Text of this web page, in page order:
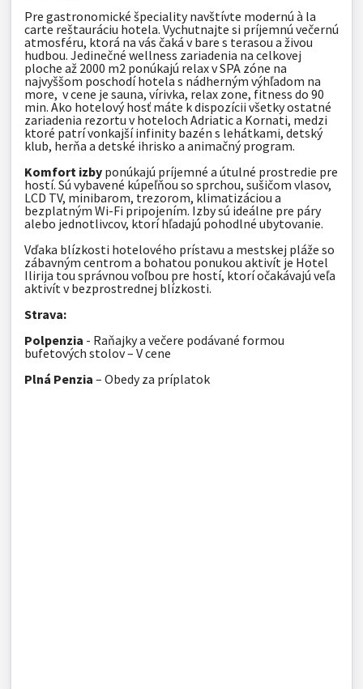
Pre gastronomické špeciality navštívte modernú à la
carte reštauráciu hotela. Vychutnajte si príjemnú večernú
atmosféru, ktorá na vás čaká v bare s terasou a živou
hudbou. Jedinečné wellness zariadenia na celkovej
ploche až 2000 m2 ponúkajú relax v SPA zóne na
najvyššom poschodí hotela s nádherným výhľadom na
more, v cene je sauna, vírivka, relax zone, fitness do 90
min. Ako hotelový hosť máte k dispozícii všetky ostatné
zariadenia rezortu v hoteloch Adriatic a Kornati, medzi
ktoré patrí vonkajší infinity bazén s lehátkami, detský
klub, herňa a detské ihrisko a animačný program.
Komfort izby ponúkajú príjemné a útulné prostredie pre
hostí. Sú vybavené kúpeľňou so sprchou, sušičom vlasov,
LCD TV, minibarom, trezorom, klimatizáciou a
bezplatným Wi-Fi pripojením. Izby sú ideálne pre páry
alebo jednotlivcov, ktorí hľadajú pohodlné ubytovanie.
Vďaka blízkosti hotelového prístavu a mestskej pláže so
zábavným centrom a bohatou ponukou aktivít je Hotel
Ilirija tou správnou voľbou pre hostí, ktorí očakávajú veľa
aktivít v bezprostrednej blízkosti.
Strava:
Polpenzia - Raňajky a večere podávané formou
bufetových stolov – V cene
Plná Penzia – Obedy za príplatok